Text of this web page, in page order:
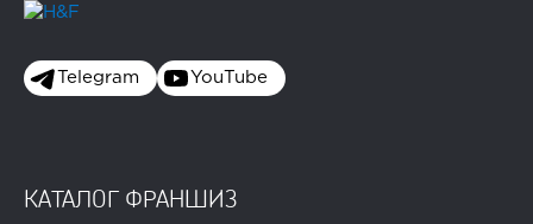
Telegram YouTube
КАТАЛОГ ФРАНШИЗ